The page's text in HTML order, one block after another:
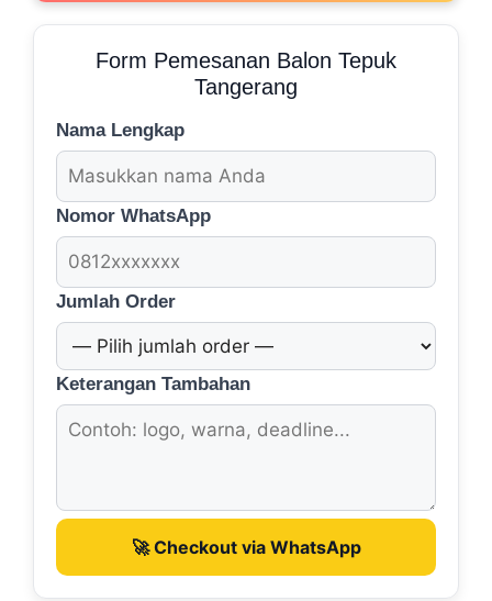
Form Pemesanan Balon Tepuk
Tangerang
Nama Lengkap
Nomor WhatsApp
Jumlah Order
Keterangan Tambahan
🚀 Checkout via WhatsApp